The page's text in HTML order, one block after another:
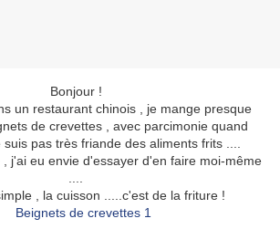
Bonjour !
un restaurant chinois , je mange presque
de crevettes , avec parcimonie quand
pas très friande des aliments frits ....
j'ai eu envie d'essayer d'en faire moi-même
, la cuisson .....c'est de la friture !